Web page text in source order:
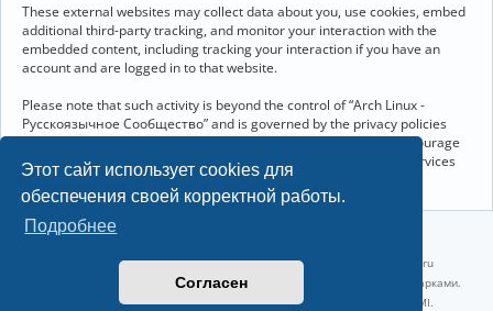
Этот сайт использует cookies для
обеспечения своей корректной работы.
Подробнее
Согласен
These external websites may collect data about you, use cookies, embed
additional third-party tracking, and monitor your interaction with the
embedded content, including tracking your interaction if you have an
account and are logged in to that website.
Please note that such activity is beyond the control of “Arch Linux -
Русскоязычное Сообщество” and is governed by the privacy policies
and terms of service of the respective external websites. We encourage
you to review the privacy and cookie policies of any third-party services
you interact with through embedded content.
Linux 6.18.40-1-lts x86_64 GNU/Linux 2026-07-26 08:48:12 |
vps reg.ru
Название и логотип Arch Linux ™ являются признанными торговыми марками.
Linux ® — зарегистрированная торговая марка Linus Torvalds и LMI.